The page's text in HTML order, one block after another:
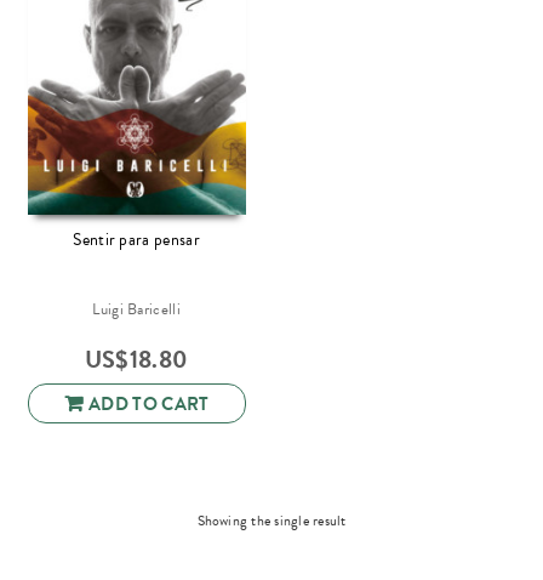
Sentir para pensar
Luigi Baricelli
US$18.80
ADD TO CART
Showing the single result